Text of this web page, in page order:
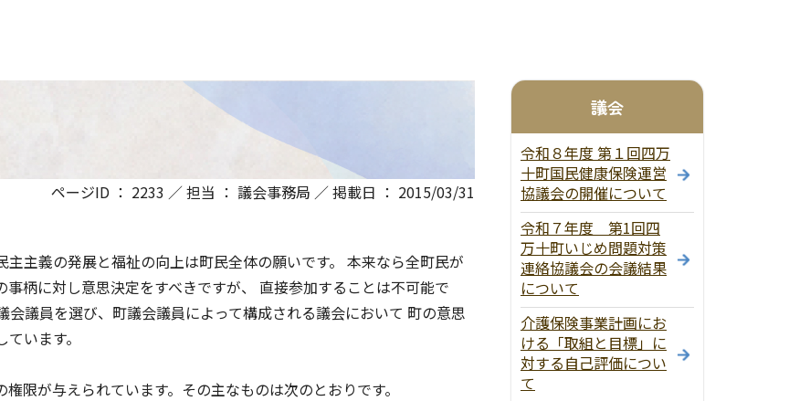
ページID ： 2233 ／ 担当 ： 議会事務局 ／ 掲載日 ： 2015/03/31
主義の発展と福祉の向上は町民全体の願いです。 本来なら全町民が
柄に対し意思決定をすべきですが、 直接参加することは不可能で
会議員を選び、町議会議員によって構成される議会において 町の意思
います。
限が与えられています。その主なものは次のとおりです。
議会
令和８年度 第１回四万
十町国民健康保険運営
協議会の開催について
令和７年度 第1回四
万十町いじめ問題対策
連絡協議会の会議結果
について
介護保険事業計画にお
ける「取組と目標」に
対する自己評価につい
て